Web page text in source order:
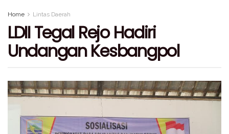
Home Lintas Daerah
LDII Tegal Rejo Hadiri
Undangan Kesbangpol